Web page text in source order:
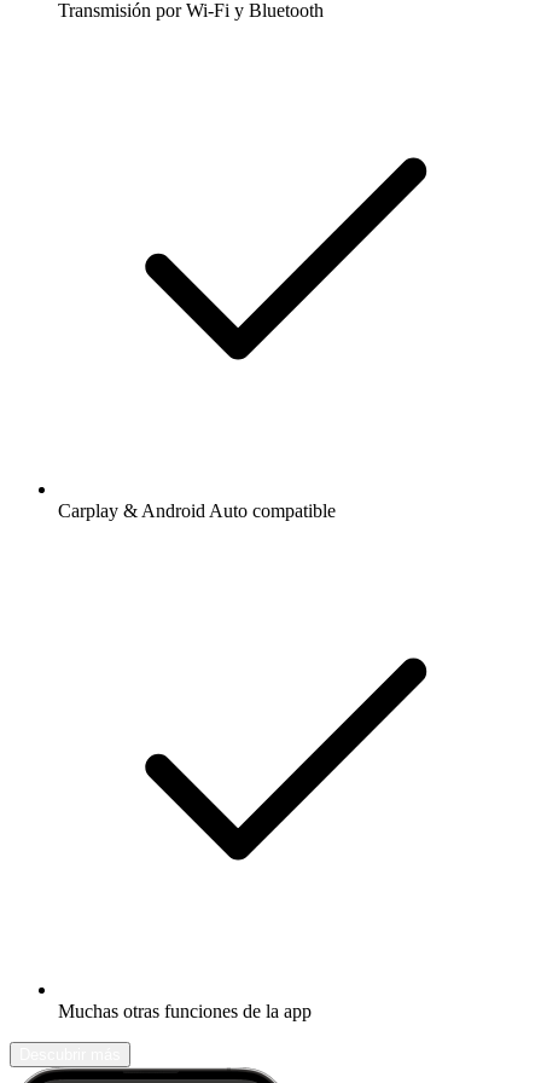
Transmisión por Wi-Fi y Bluetooth
Carplay & Android Auto compatible
Muchas otras funciones de la app